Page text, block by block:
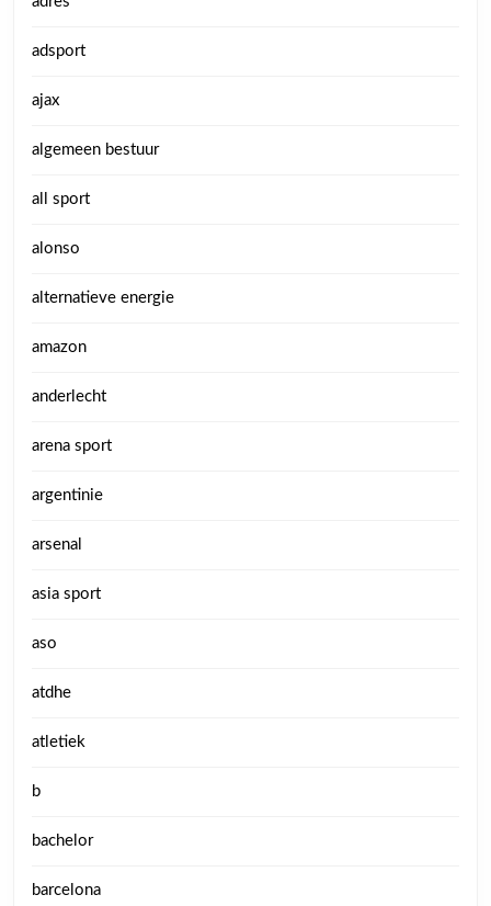
adsport
ajax
algemeen bestuur
all sport
alonso
alternatieve energie
amazon
anderlecht
arena sport
argentinie
arsenal
asia sport
aso
atdhe
atletiek
b
bachelor
barcelona